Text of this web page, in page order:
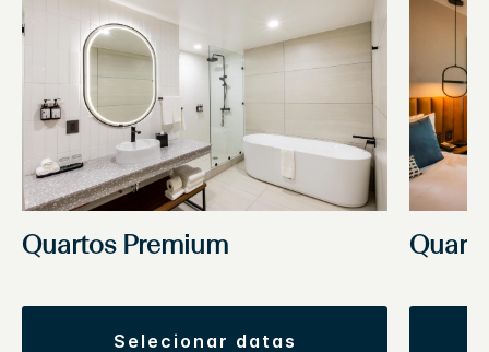
Quartos Premium
selecionar datas